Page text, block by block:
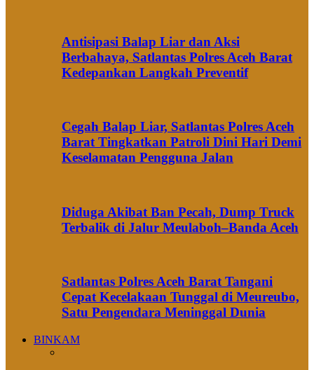
Antisipasi Balap Liar dan Aksi
Berbahaya, Satlantas Polres Aceh Barat
Kedepankan Langkah Preventif
Cegah Balap Liar, Satlantas Polres Aceh
Barat Tingkatkan Patroli Dini Hari Demi
Keselamatan Pengguna Jalan
Diduga Akibat Ban Pecah, Dump Truck
Terbalik di Jalur Meulaboh–Banda Aceh
Satlantas Polres Aceh Barat Tangani
Cepat Kecelakaan Tunggal di Meureubo,
Satu Pengendara Meninggal Dunia
BINKAM